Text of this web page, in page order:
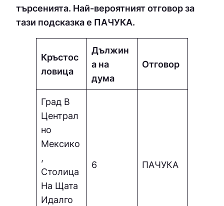
търсенията. Най-вероятният отговор за
тази подсказка е ПAЧУКA.
Кръстос
ловица
Дължин
а на
дума
Отговор
Град В
Централ
но
Мексико
,
Столица
На Щата
Идалго
6 ПAЧУКA